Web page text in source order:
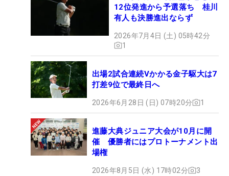
12位発進から予選落ち 桂川
有人も決勝進出ならず
2026年7月4日 (土) 05時42分
1
出場2試合連続Vかかる金子駆大は7
打差9位で最終日へ
2026年6月28日 (日) 07時20分 1
進藤大典ジュニア大会が10月に開
催 優勝者にはプロトーナメント出
場権
2026年8月5日 (水) 17時02分 3